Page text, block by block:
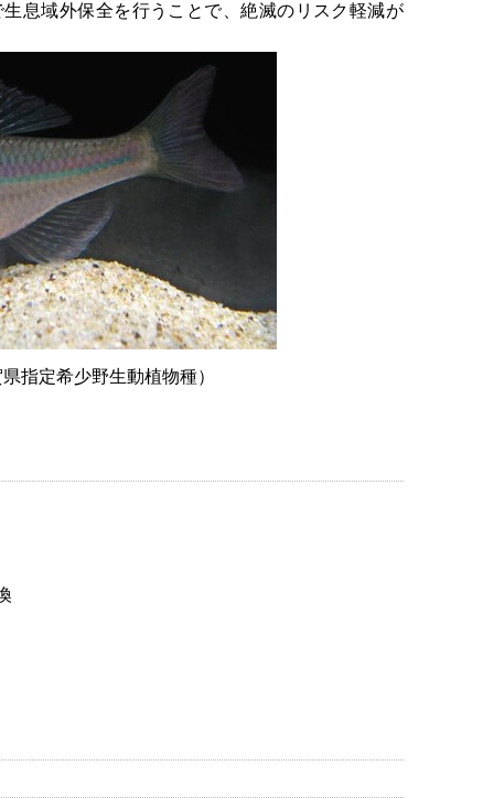
息域外保全を行うことで、絶滅のリスク軽減が
県指定希少野生動植物種）